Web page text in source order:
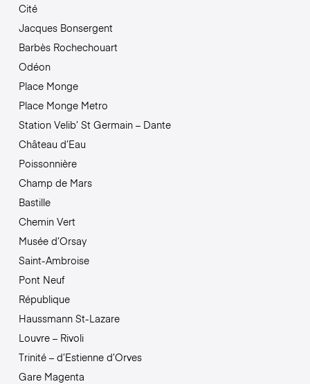
Cité
Jacques Bonsergent
Barbès Rochechouart
Odéon
Place Monge
Place Monge Metro
Station Velib’ St Germain – Dante
Château d’Eau
Poissonnière
Champ de Mars
Bastille
Chemin Vert
Musée d’Orsay
Saint-Ambroise
Pont Neuf
République
Haussmann St-Lazare
Louvre – Rivoli
Trinité – d’Estienne d’Orves
Gare Magenta